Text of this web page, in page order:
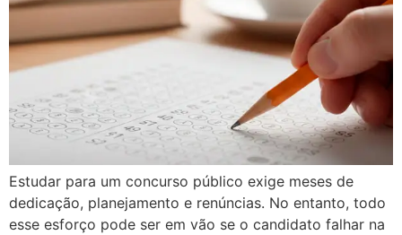
Estudar para um concurso público exige meses de
dedicação, planejamento e renúncias. No entanto, todo
esse esforço pode ser em vão se o candidato falhar na